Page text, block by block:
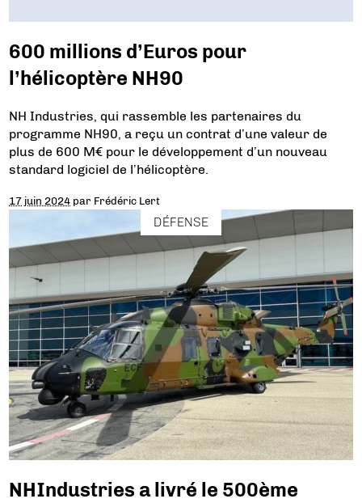
600 millions d’Euros pour
l’hélicoptère NH90
NH Industries, qui rassemble les partenaires du
programme NH90, a reçu un contrat d’une valeur de
plus de 600 M€ pour le développement d’un nouveau
standard logiciel de l’hélicoptère.
17 juin 2024 par Frédéric Lert
DÉFENSE
NHIndustries a livré le 500ème